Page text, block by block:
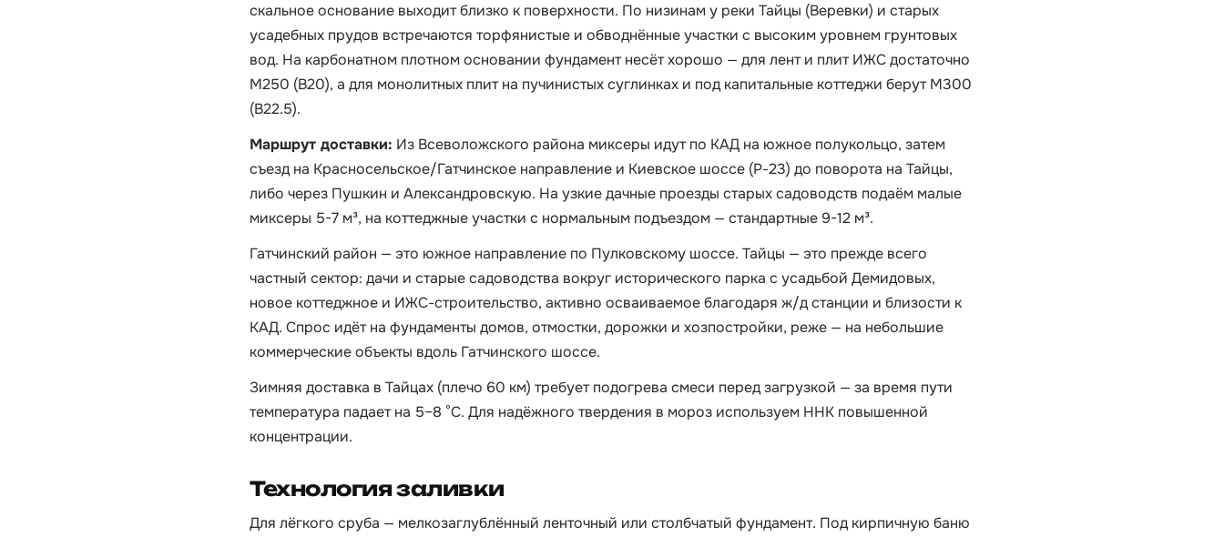
скальное основание выходит близко к поверхности. По низинам у реки Тайцы (Веревки) и старых
усадебных прудов встречаются торфянистые и обводнённые участки с высоким уровнем грунтовых
вод. На карбонатном плотном основании фундамент несёт хорошо — для лент и плит ИЖС достаточно
М250 (B20), а для монолитных плит на пучинистых суглинках и под капитальные коттеджи берут М300
(B22.5).
Маршрут доставки: Из Всеволожского района миксеры идут по КАД на южное полукольцо, затем
съезд на Красносельское/Гатчинское направление и Киевское шоссе (Р-23) до поворота на Тайцы,
либо через Пушкин и Александровскую. На узкие дачные проезды старых садоводств подаём малые
миксеры 5-7 м³, на коттеджные участки с нормальным подъездом — стандартные 9-12 м³.
Гатчинский район — это южное направление по Пулковскому шоссе. Тайцы — это прежде всего
частный сектор: дачи и старые садоводства вокруг исторического парка с усадьбой Демидовых,
новое коттеджное и ИЖС-строительство, активно осваиваемое благодаря ж/д станции и близости к
КАД. Спрос идёт на фундаменты домов, отмостки, дорожки и хозпостройки, реже — на небольшие
коммерческие объекты вдоль Гатчинского шоссе.
Зимняя доставка в Тайцах (плечо 60 км) требует подогрева смеси перед загрузкой — за время пути
температура падает на 5–8 °C. Для надёжного твердения в мороз используем ННК повышенной
концентрации.
Технология заливки
Для лёгкого сруба — мелкозаглублённый ленточный или столбчатый фундамент. Под кирпичную баню